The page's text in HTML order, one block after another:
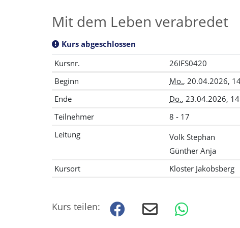
Mit dem Leben verabredet
Kurs abgeschlossen
Kursnr.
26IFS0420
Beginn
Mo., 20.04.2026,
Ende
Do., 23.04.2026,
Teilnehmer
8 - 17
Leitung
Volk Stephan
Günther Anja
Kursort
Kloster Jakobsberg
Kurs teilen: